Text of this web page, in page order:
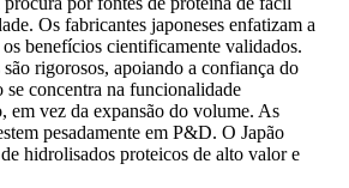
Os fabricantes japoneses enfatizam a
benefícios cientificamente validados.
rigorosos, apoiando a confiança do
concentra na funcionalidade
em vez da expansão do volume. As
pesadamente em P&D. O Japão
hidrolisados ​​proteicos de alto valor e